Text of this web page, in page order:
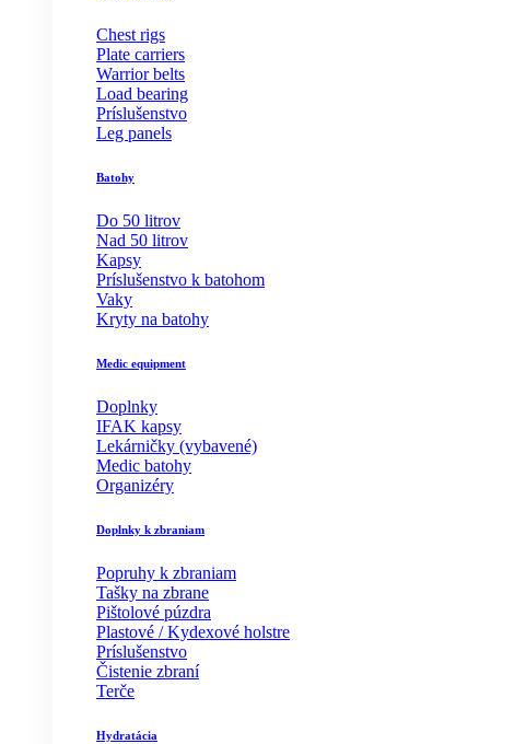
Chest rigs
Plate carriers
Warrior belts
Load bearing
Príslušenstvo
Leg panels
Batohy
Do 50 litrov
Nad 50 litrov
Kapsy
Príslušenstvo k batohom
Vaky
Kryty na batohy
Medic equipment
Doplnky
IFAK kapsy
Lekárničky (vybavené)
Medic batohy
Organizéry
Doplnky k zbraniam
Popruhy k zbraniam
Tašky na zbrane
Pištolové púzdra
Plastové / Kydexové holstre
Príslušenstvo
Čistenie zbraní
Terče
Hydratácia